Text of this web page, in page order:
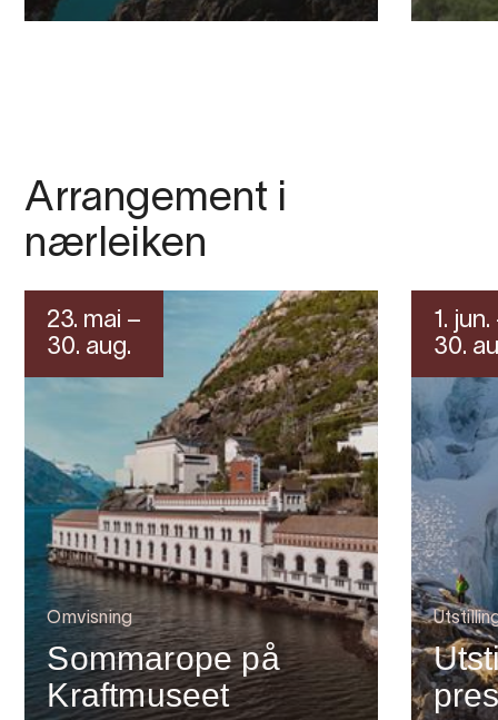
Arrangement i
nærleiken
23. mai –
30. aug.
Omvisning
Sommarope på
Kraftmuseet
1. jun.
30.